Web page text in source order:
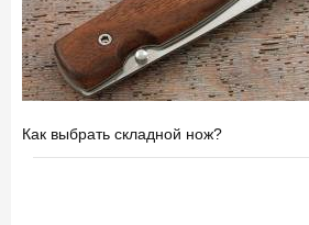
Как выбрать складной нож?